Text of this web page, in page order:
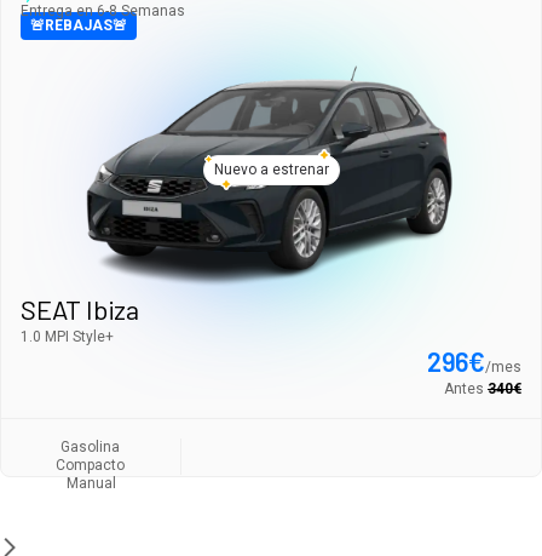
Entrega en 6-8 Semanas
🚨REBAJAS🚨
Nuevo a estrenar
SEAT Ibiza
1.0 MPI Style+
296€/mes
Antes 340€
Gasolina
Compacto
Manual